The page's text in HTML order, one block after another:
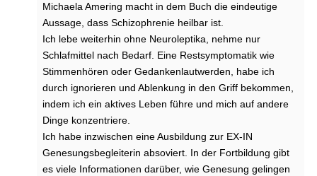
Michaela Amering macht in dem Buch die eindeutige
Aussage, dass Schizophrenie heilbar ist.
Ich lebe weiterhin ohne Neuroleptika, nehme nur
Schlafmittel nach Bedarf. Eine Restsymptomatik wie
Stimmenhören oder Gedankenlautwerden, habe ich
durch ignorieren und Ablenkung in den Griff bekommen,
indem ich ein aktives Leben führe und mich auf andere
Dinge konzentriere.
Ich habe inzwischen eine Ausbildung zur EX-IN
Genesungsbegleiterin absoviert. In der Fortbildung gibt
es viele Informationen darüber, wie Genesung gelingen
n
ä
h
r
u
n
g
W
a
s
h